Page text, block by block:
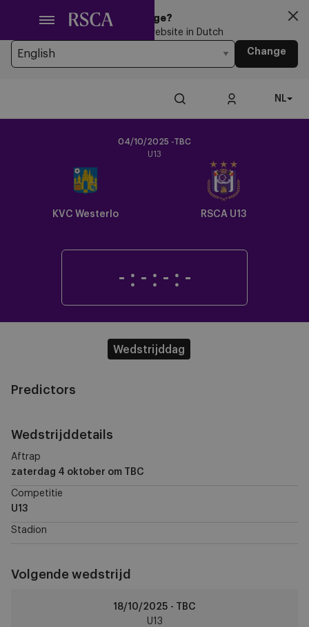
hoofdinhoud
Looking for another Language?
You’re currently browsing the website in Dutch
Change
NL
04/10/2025 -TBC
U13
KVC Westerlo
Crest
Dark
RSCA U13
- : - : - : -
Wedstrijddag
Predictors
Wedstrijddetails
Aftrap
zaterdag 4 oktober om TBC
Competitie
U13
Stadion
Volgende wedstrijd
18/10/2025 - TBC
U13